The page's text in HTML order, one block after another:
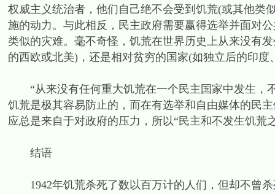
权威主义统治者，他们自己绝不会受到饥荒(或其他类
施的动力。与此相反，民主政府需要赢得选举并面对
类似的灾难。毫不奇怪，饥荒在世界历史上从来没有
的西欧或北美)，还是相对贫穷的国家(如独立后的印度
“从来没有任何重大饥荒在一个民主国家中发生，
饥荒是极其容易防止的，而在有选举和自由媒体的民
应总是来自于对政府的压力，所以“民主和不发生饥荒
结语
1942年饥荒杀死了数以百万计的人们，但却不曾杀